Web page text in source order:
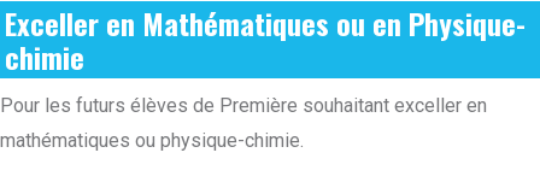
Exceller en Mathématiques ou en Physique-
chimie
Pour les futurs élèves de Première souhaitant exceller en
mathématiques ou physique-chimie.